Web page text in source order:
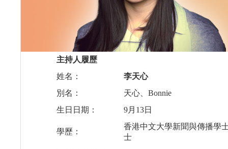
主持人履歷
姓名：
李天心
別名：
天心、Bonnie
生日日期：
9月13日
學歷：
香港中文大學新聞與傳播學
士